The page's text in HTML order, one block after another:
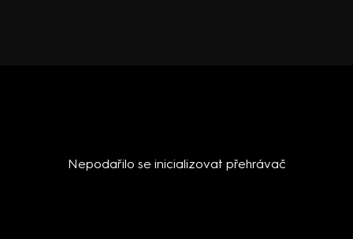
Nepodařilo se inicializovat přehrávač